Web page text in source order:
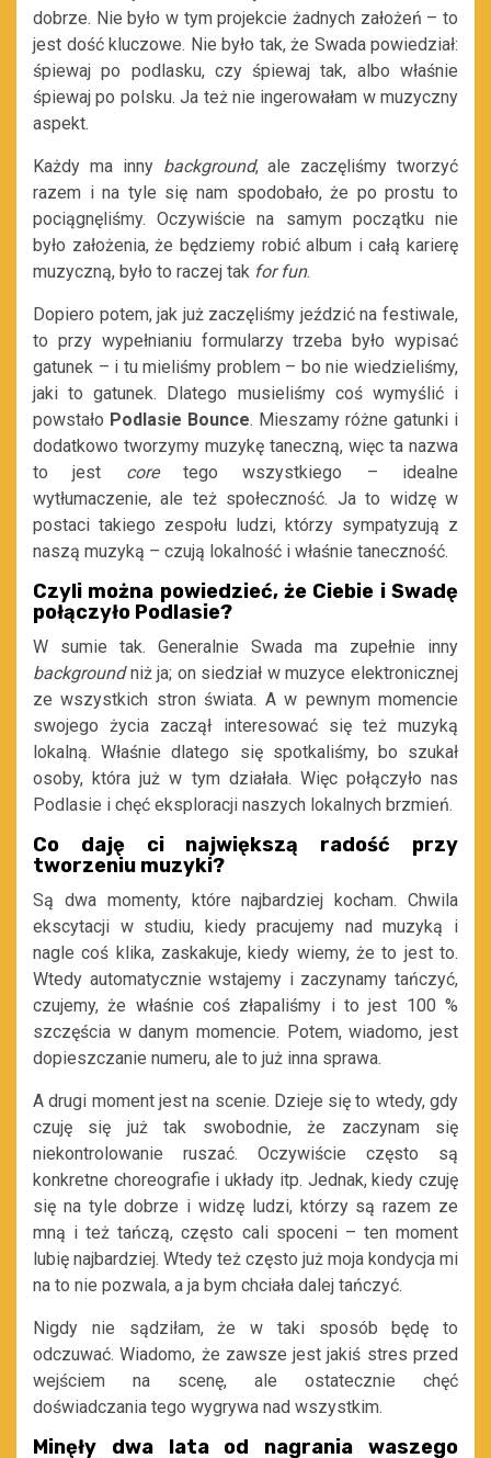
dobrze. Nie było w tym projekcie żadnych założeń – to
jest dość kluczowe. Nie było tak, że Swada powiedział:
śpiewaj po podlasku, czy śpiewaj tak, albo właśnie
śpiewaj po polsku. Ja też nie ingerowałam w muzyczny
aspekt.
Każdy ma inny background, ale zaczęliśmy tworzyć
razem i na tyle się nam spodobało, że po prostu to
pociągnęliśmy. Oczywiście na samym początku nie
było założenia, że będziemy robić album i całą karierę
muzyczną, było to raczej tak for fun.
Dopiero potem, jak już zaczęliśmy jeździć na festiwale,
to przy wypełnianiu formularzy trzeba było wypisać
gatunek – i tu mieliśmy problem – bo nie wiedzieliśmy,
jaki to gatunek. Dlatego musieliśmy coś wymyślić i
powstało Podlasie Bounce. Mieszamy różne gatunki i
dodatkowo tworzymy muzykę taneczną, więc ta nazwa
to jest coretego wszystkiego – idealne
wytłumaczenie, ale też społeczność. Ja to widzę w
postaci takiego zespołu ludzi, którzy sympatyzują z
naszą muzyką – czują lokalność i właśnie taneczność.
Czyli można powiedzieć, że Ciebie i Swadę
połączyło Podlasie?
W sumie tak. Generalnie Swada ma zupełnie inny
backgroundniż ja; on siedział w muzyce elektronicznej
ze wszystkich stron świata. A w pewnym momencie
swojego życia zaczął interesować się też muzyką
lokalną. Właśnie dlatego się spotkaliśmy, bo szukał
osoby, która już w tym działała. Więc połączyło nas
Podlasie i chęć eksploracji naszych lokalnych brzmień.
Co daję ci największą radość przy
tworzeniu muzyki?
Są dwa momenty, które najbardziej kocham. Chwila
ekscytacji w studiu, kiedy pracujemy nad muzyką i
nagle coś klika, zaskakuje, kiedy wiemy, że to jest to.
Wtedy automatycznie wstajemy i zaczynamy tańczyć,
czujemy, że właśnie coś złapaliśmy i to jest 100 %
szczęścia w danym momencie. Potem, wiadomo, jest
dopieszczanie numeru, ale to już inna sprawa.
A drugi moment jest na scenie. Dzieje się to wtedy, gdy
czuję się już tak swobodnie, że zaczynam się
niekontrolowanie ruszać. Oczywiście często są
konkretne choreografie i układy itp. Jednak, kiedy czuję
się na tyle dobrze i widzę ludzi, którzy są razem ze
mną i też tańczą, często cali spoceni – ten moment
lubię najbardziej. Wtedy też często już moja kondycja mi
na to nie pozwala, a ja bym chciała dalej tańczyć.
Nigdy nie sądziłam, że w taki sposób będę to
odczuwać. Wiadomo, że zawsze jest jakiś stres przed
wejściem na scenę, ale ostatecznie chęć
doświadczania tego wygrywa nad wszystkim.
Minęły dwa lata od nagrania waszego